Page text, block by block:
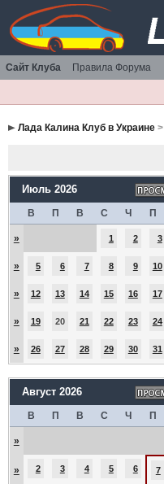
Сайт Клуба Правила Форума
Лада Калина Клуб в Украине>
Июль 2026
В П В С Ч П
» 1 2 3
» 5 6 7 8 9 10
» 12 13 14 15 16 17
» 19 20 21 22 23 24
» 26 27 28 29 30 31
Август 2026
В П В С Ч П
»
» 2 3 4 5 6 7